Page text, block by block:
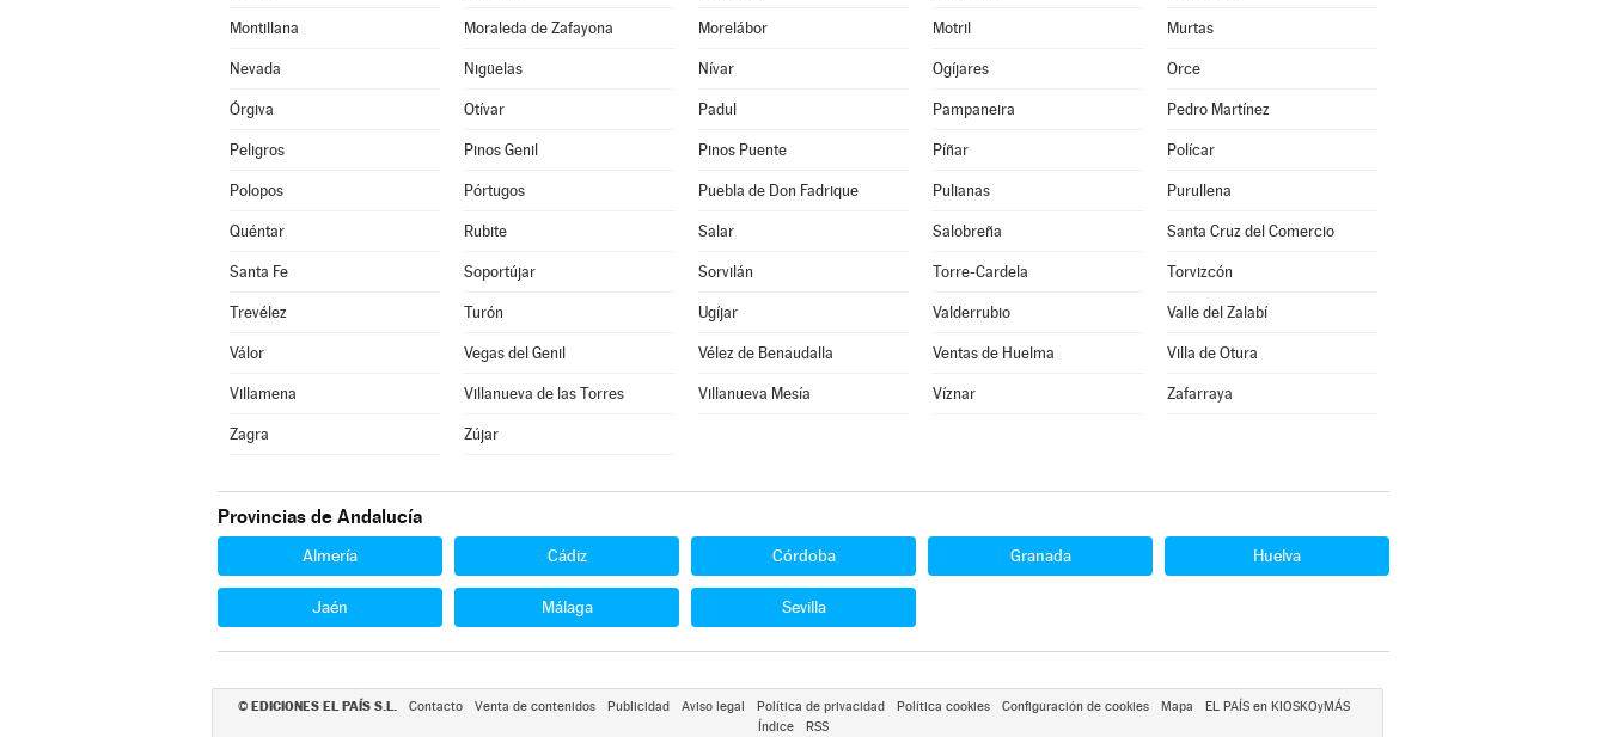
Montillana Moraleda de Zafayona Morelábor Motril Murtas
Nevada Nigüelas Nívar Ogíjares Orce
Órgiva Otívar Padul Pampaneira Pedro Martínez
Peligros Pinos Genil Pinos Puente Píñar Polícar
Polopos Pórtugos Puebla de Don Fadrique Pulianas Purullena
Quéntar Rubite Salar Salobreña Santa Cruz del Comercio
Santa Fe Soportújar Sorvilán Torre-Cardela Torvizcón
Trevélez Turón Ugíjar Valderrubio Valle del Zalabí
Válor Vegas del Genil Vélez de Benaudalla Ventas de Huelma Villa de Otura
Villamena Villanueva de las Torres Villanueva Mesía Víznar Zafarraya
Zagra Zújar
Provincias de Andalucía
Almería Cádiz Córdoba Granada Huelva
Jaén Málaga Sevilla
© EDICIONES EL PAÍS S.L. Contacto Venta de contenidos Publicidad Aviso legal Política de privacidad Política cookies Configuración de cookies Mapa
EL PAÍS en KIOSKOyMÁS
Índice
RSS